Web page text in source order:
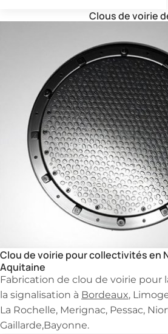
Clous de voirie
Clou de voirie pour collectivités en
Aquitaine
Fabrication de clou de voirie pour
la signalisation à Bordeaux,
La Rochelle, Merignac, Pessac,
Gaillarde,Bayonne.